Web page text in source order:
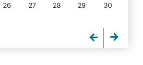
26 27 28 29
30